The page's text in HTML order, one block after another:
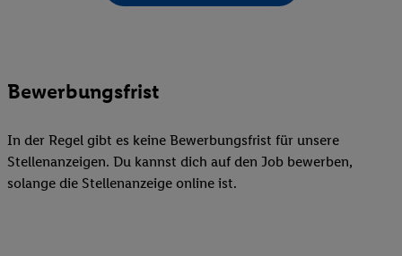
Bewerbungsfrist
In der Regel gibt es keine Bewerbungsfrist für unsere
Stellenanzeigen. Du kannst dich auf den Job bewerben,
solange die Stellenanzeige online ist.